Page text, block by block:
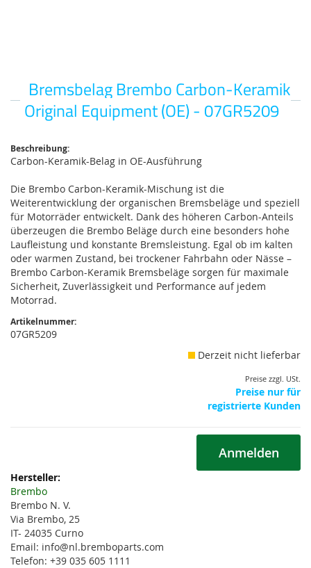
Bremsbelag Brembo Carbon-Keramik
Original Equipment (OE) - 07GR5209
Zum
Anfang
der
Beschreibung:
Carbon-Keramik-Belag in OE-Ausführung
Die Brembo Carbon-Keramik-Mischung ist die
Weiterentwicklung der organischen Bremsbeläge und speziell
für Motorräder entwickelt. Dank des höheren Carbon-Anteils
überzeugen die Brembo Beläge durch eine besonders hohe
Laufleistung und konstante Bremsleistung. Egal ob im kalten
oder warmen Zustand, bei trockener Fahrbahn oder Nässe –
Brembo Carbon-Keramik Bremsbeläge sorgen für maximale
Sicherheit, Zuverlässigkeit und Performance auf jedem
Motorrad.
Artikelnummer:
07GR5209
Derzeit nicht lieferbar
Preise zzgl. USt.
Preise nur für
registrierte Kunden
Anmelden
Weitere
Informationen
Brembo
Brembo N. V.
Via Brembo, 25
IT- 24035 Curno
Email: info@nl.bremboparts.com
Telefon: +39 035 605 1111